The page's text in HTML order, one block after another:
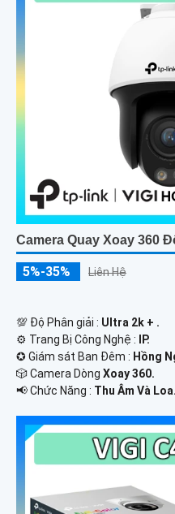
Camera Quay Xoay 360
5%-35% Liên Hệ
💯 Độ Phân giải : Ultra 2k + .
⚙ Trang Bị Công Nghệ :
IP.
✪ Giám sát Ban Đêm : Hồng
🎲 Camera Dòng Xoay 360.
️📢 Chức Năng : Thu Âm Và Loa.